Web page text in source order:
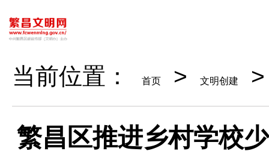
当前位置： 首页 > 文明创建
繁昌区推进乡村学校